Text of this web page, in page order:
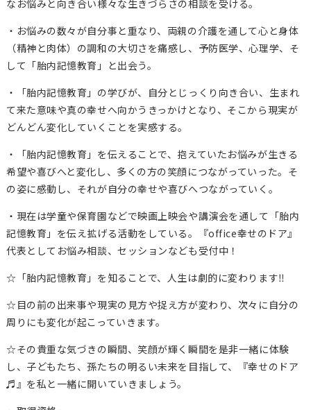
なお悩みと向き合い様々な生きづらさの相談を受ける。
・お悩みの数々が自分事と重なり、両親の介護を通して心と身体
（精神と肉体）の調和の大切さを痛感し、予防医学、心理学、そ
して「胎内記憶教育」と出会う。
・「胎内記憶教育」の学びが、自分とじっくり向き合い、生まれ
て来た意味や真の幸せへ向かうきっかけとなり、そこから現実が
どんどん変化していくことを実感する。
・「胎内記憶教育」を伝えることで、抱えていたお悩みが生きる
希望や喜びへと変化し、多くの方の笑顔につながっていった。そ
の姿に感動し、それが自分の幸せや喜びへつながっていく。
・現在は学童や保育園などで映画上映会や講演会を通して「胎内
記憶教育」を伝え拡げる活動をしている。『office幸せのドア』
代表としてお悩み相談、セッションなども受付中！
☆「胎内記憶教育」を知ることで、人生は劇的に変わります‼
☆目の前の出来事や現実の見方や捉え方が変わり、次々に自分の
周りにも変化が起こっていきます。
☆その貴重な気づきの瞬間、笑顔が輝く瞬間を是非一緒に体験
し、子どもたち、孫たちの明るい未来を目指して、『幸せのドア
♬』を私と一緒に開いていきましょう。